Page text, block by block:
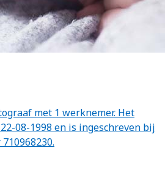
met 1 werknemer. Het
08-1998 en is ingeschreven bij